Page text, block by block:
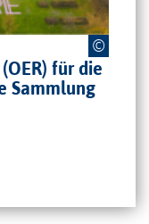
©
für die
Sammlung